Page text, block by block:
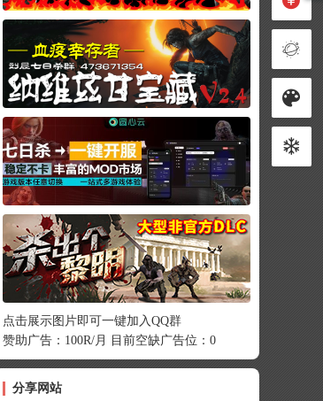
点击展示图片即可一键加入QQ群
赞助广告：100R/月 目前空缺广告位：0
分享网站